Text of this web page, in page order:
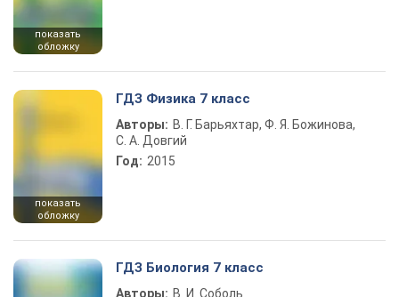
показать
обложку
показать
обложку
ГДЗ Физика 7 класс
Авторы: В. Г. Барьяхтар, Ф. Я. Божинова,
С. А. Довгий
Год: 2015
ГДЗ Биология 7 класс
Авторы: В. И. Соболь